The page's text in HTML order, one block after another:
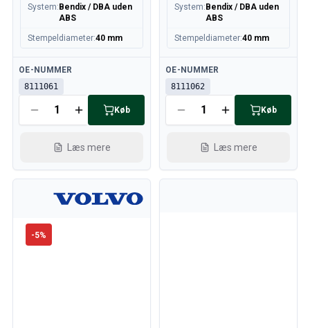
System: Bendix / DBA uden
ABS
Stempeldiameter:40 mm
Tilgængelig
OE-NUMMER
8111061
Køb
Læs mere
System: Bendix / DBA uden
ABS
Stempeldiameter:40 mm
Tilgængelig
OE-NUMMER
8111062
Køb
Læs mere
-5%